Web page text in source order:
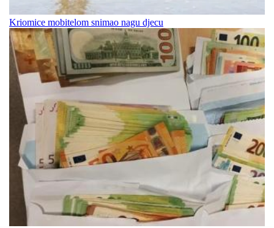
Kriomice mobitelom snimao nagu djecu